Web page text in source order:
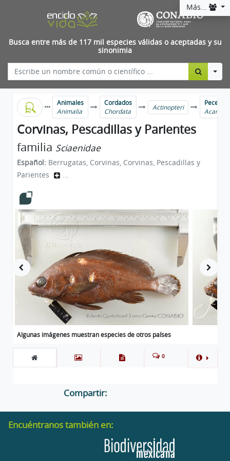
Más...
Busca entre más de 117 mil especies válidas o aceptadas y su
sinonimia
Animales
Animalia
Cordados
Chordata
Actinopteri
Peces
Corvinas, Pescadillas y Parientes
familia Sciaenidae
Español: Berrugatas, Corvinas, Corvinas, Pescadillas y
Parientes
...
Algunas imágenes muestran especies de otros países
0
Compartir:
Encuéntranos también en: